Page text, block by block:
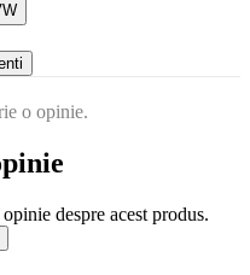
o opinie.
despre acest produs.